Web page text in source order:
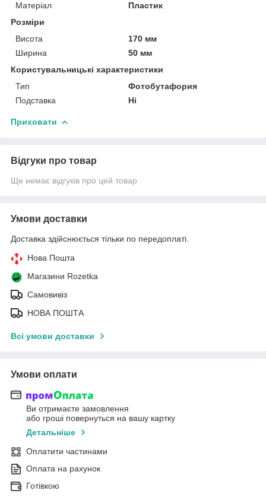
Матеріал
Пластик
Розміри
Висота
170 мм
Ширина
50 мм
Користувальницькі характеристики
Тип
Фотобутафория
Подставка
Ні
Приховати
Відгуки про товар
Ще немає відгуків про цей товар
Умови доставки
Доставка здійснюється тільки по передоплаті.
Нова Пошта
Магазини Rozetka
Самовивіз
НОВА ПОШТА
Всі умови доставки
Умови оплати
Ви отримаєте замовлення
або гроші повернуться на вашу картку
Детальніше
Оплатити частинами
Оплата на рахунок
Готівкою